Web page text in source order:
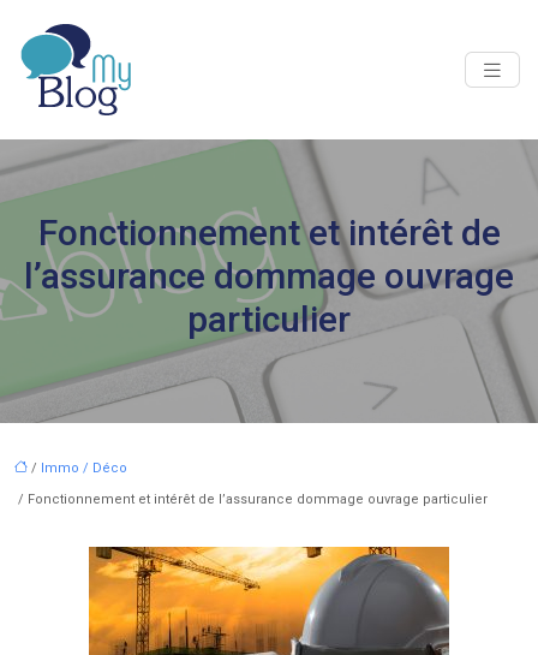
Fonctionnement et intérêt de
l’assurance dommage ouvrage
particulier
/ Immo / Déco
/ Fonctionnement et intérêt de l’assurance dommage ouvrage particulier